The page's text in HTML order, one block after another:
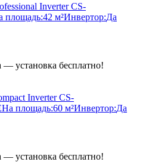
Inverter CS-
площадь:42 м²Инвертор:Да
установка бесплатно!
Inverter CS-
На площадь:60 м²Инвертор:Да
установка бесплатно!